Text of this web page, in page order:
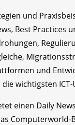
und
Best Practices
und
wichtigsten
einen Daily